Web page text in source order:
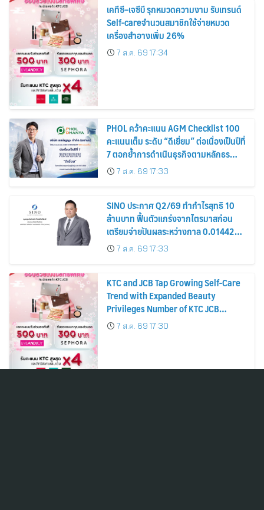
เคทีซี–เจซีบี รุกหมวดความงาม รับเทรนด์
Self-careจำนวนสมาชิกใช้จ่ายหมวด
เครื่องสำอางเพิ่ม 26%
7 ส.ค. 69 17:34
PHOL คว้าคะแนน AGM Checklist 100
คะแนนเต็ม ระดับ “ดีเยี่ยม” ต่อเนื่องเป็นปีที่
7 ตอกย้ำการดำเนินธุรกิจตามหลักธร
รมาภิบาล โปร่งใส สร้างความเชื่อมั่นผู้ถือ
หุ้น
7 ส.ค. 69 17:33
SINO ประกาศ Q2/69 ทำกำไรสุทธิ 10
ล้านบาท ฟื้นตัวแกร่งจากไตรมาสก่อน
เตรียมจ่ายปันผลระหว่างกาล 0.014423
บาทต่อหุ้น ครึ่งปีหลังมุ่งเติบโตต่อเนื่อง
7 ส.ค. 69 17:33
KTC and JCB Tap Growing Self-Care
Trend with Expanded Beauty
Privileges Number of KTC JCB
Cardmembers Spending on
Cosmetics Rises 26%
7 ส.ค. 69 17:30